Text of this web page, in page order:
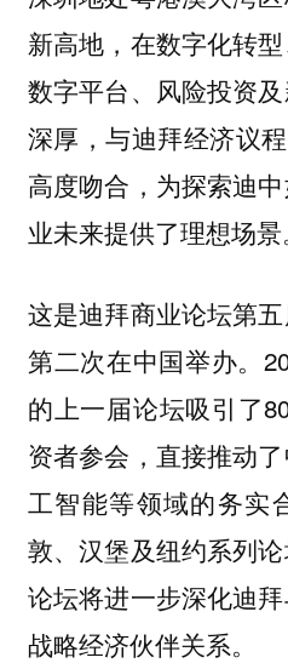
新高地，在数字化转型
数字平台、风险投资
深厚，与迪拜经济议
高度吻合，为探索迪
业未来提供了理想场景
这是迪拜商业论坛第
第二次在中国举办。
的上一届论坛吸引了
资者参会，直接推动
工智能等领域的务实
敦、汉堡及纽约系列
论坛将进一步深化迪
战略经济伙伴关系。